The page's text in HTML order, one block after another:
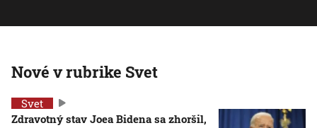
Nové v rubrike Svet
Svet
Zdravotný stav Joea Bidena sa zhoršil,